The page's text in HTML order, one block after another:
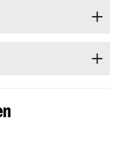
onvoldoende
beheerst,
volgen en in het
cursus en je
(met
Nieuw-